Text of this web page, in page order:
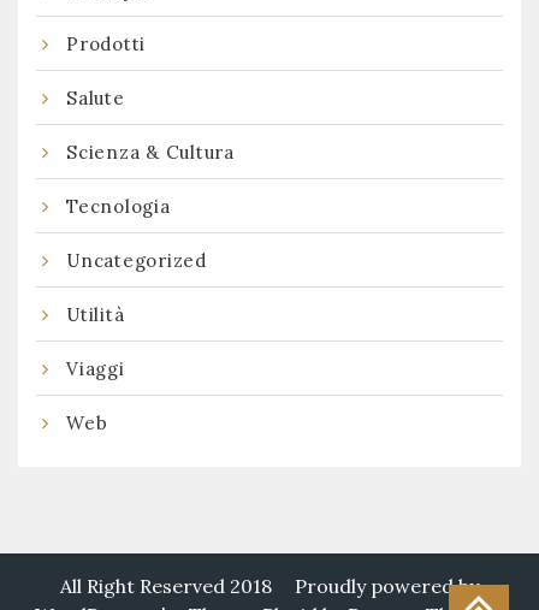
Prodotti
Salute
Scienza & Cultura
Tecnologia
Uncategorized
Utilità
Viaggi
Web
All Right Reserved 2018
Proudly powered by